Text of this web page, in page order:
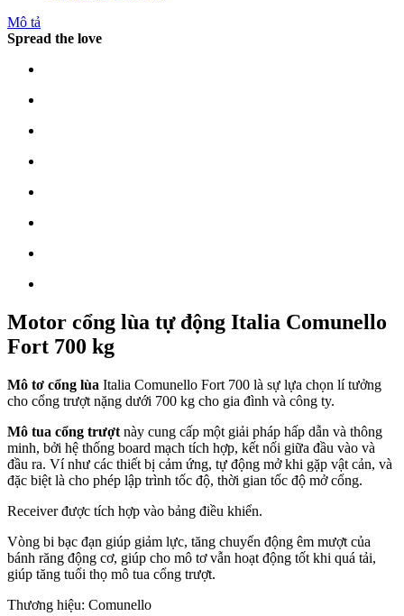
Mô tả
Spread the love
Motor cổng lùa tự động Italia Comunello
Fort 700 kg
Mô tơ cổng lùa Italia Comunello Fort 700 là sự lựa chọn lí tưởng
cho cổng trượt nặng dưới 700 kg cho gia đình và công ty.
Mô tua cổng trượt này cung cấp một giải pháp hấp dẫn và thông
minh, bởi hệ thống board mạch tích hợp, kết nối giữa đầu vào và
đầu ra. Ví như các thiết bị cảm ứng, tự động mở khi gặp vật cản, và
đặc biệt là cho phép lập trình tốc độ, thời gian tốc độ mở cổng.
Receiver được tích hợp vào bảng điều khiển.
Vòng bi bạc đạn giúp giảm lực, tăng chuyển động êm mượt của
bánh răng động cơ, giúp cho mô tơ vẫn hoạt động tốt khi quá tải,
giúp tăng tuổi thọ mô tua cổng trượt.
Thương hiệu: Comunello